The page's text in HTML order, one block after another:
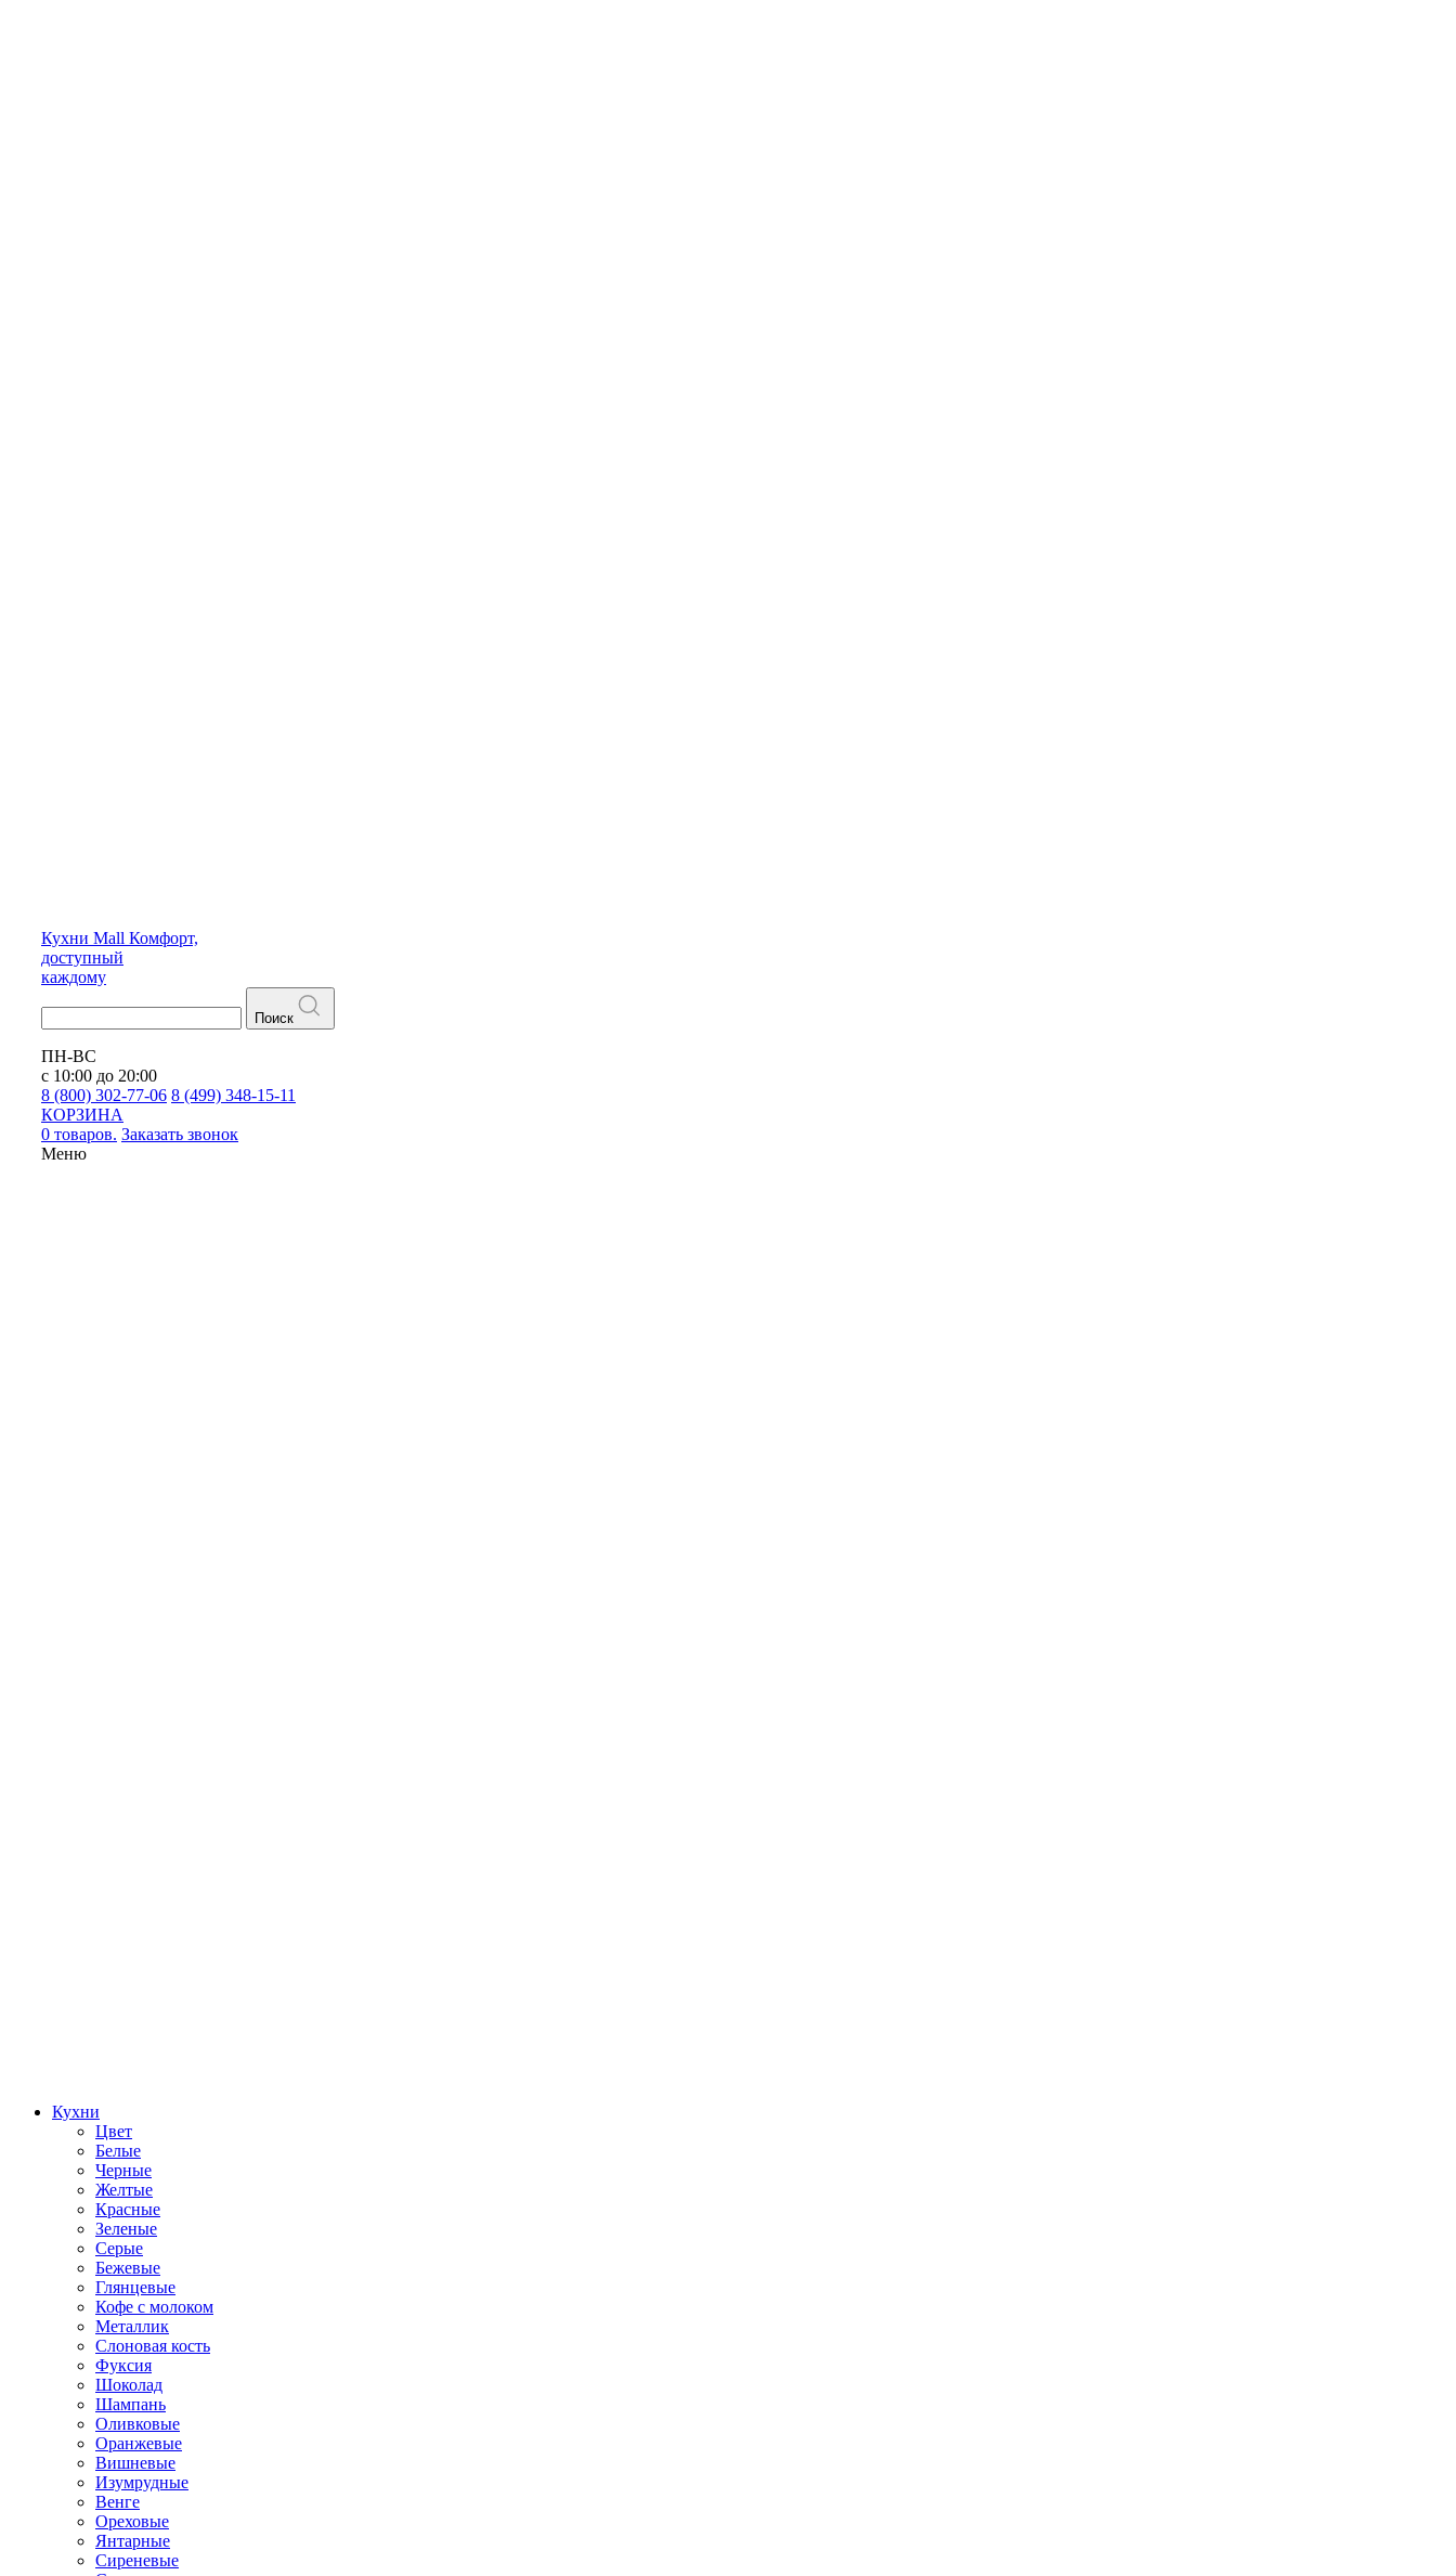
Кухни Mall Комфорт,
доступный
каждому
Поиск
ПН-ВС
с 10:00 до 20:00
8 (800) 302-77-06 8 (499) 348-15-11
КОРЗИНА
0 товаров. Заказать звонок
Меню
Кухни
Цвет
Белые
Черные
Желтые
Красные
Зеленые
Серые
Бежевые
Глянцевые
Кофе с молоком
Металлик
Слоновая кость
Фуксия
Шоколад
Шампань
Оливковые
Оранжевые
Вишневые
Изумрудные
Венге
Ореховые
Янтарные
Сиреневые